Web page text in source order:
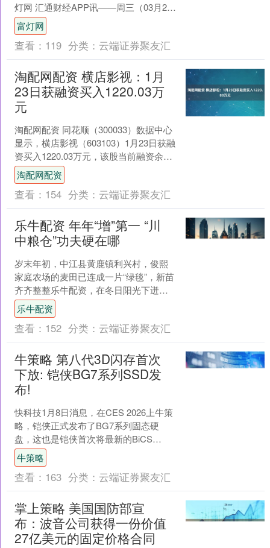
灯网 汇通财经APP讯——周三（03月26
日），现货黄金延续近期强势格局，年
内累计涨幅已....
富灯网
查看： 119 分类： 云端证券聚友汇
淘配网配资 横店影视：1月
23日获融资买入1220.03万
元
淘配网配资 同花顺（300033）数据中心
显示，横店影视（603103）1月23日获融
资买入1220.03万元，该股当前融资余额
5991.74万元，占流通市值的....
淘配网配资
查看： 154 分类： 云端证券聚友汇
乐牛配资 年年“增”第一 “川
中粮仓”功夫硬在哪
岁末年初，中江县黄鹿镇利兴村，俊熙
家庭农场的麦田已连成一片“绿毯”，新苗
齐齐整整乐牛配资，在冬日阳光下迸发
出勃勃生机。该县农技站站长李小龙俯
身查看后，对着农场主....
乐牛配资
查看： 152 分类： 云端证券聚友汇
牛策略 第八代3D闪存首次
下放: 铠侠BG7系列SSD发
布!
快科技1月8日消息，在CES 2026上牛策
略，铠侠正式发布了BG7系列固态硬
盘，这也是铠侠首次将最新的BiCS
FLASH第八代3D闪存技术应用于面向客
户端的....
牛策略
查看： 163 分类： 云端证券聚友汇
掌上策略 美国国防部宣
布：波音公司获得一份价值
27亿美元的固定价格合同